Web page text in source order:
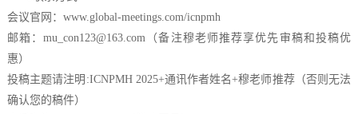
会议官网： www.global-meetings.com/icnpmh
邮箱：mu_con123@163.com（备注穆老师推荐享优先审稿和投稿优
惠）
投稿主题请注明:ICNPMH 2025+通讯作者姓名+穆老师推荐（否则无法
确认您的稿件）